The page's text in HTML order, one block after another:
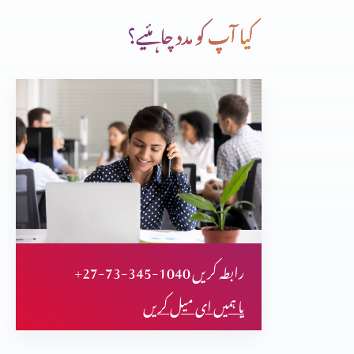
بچے کی مانند خدا کو قبول کرنا
خدا کے چنے ہوئے لوگ
وہ سب چیزوں کو نیا بنا دیتا ہے
برکت کو ضائع کرنا
کیا آپ کو مدد چاہئیے؟
+27-73-345-1040 رابطہ کریں
یا ہمیں ای میل کریں